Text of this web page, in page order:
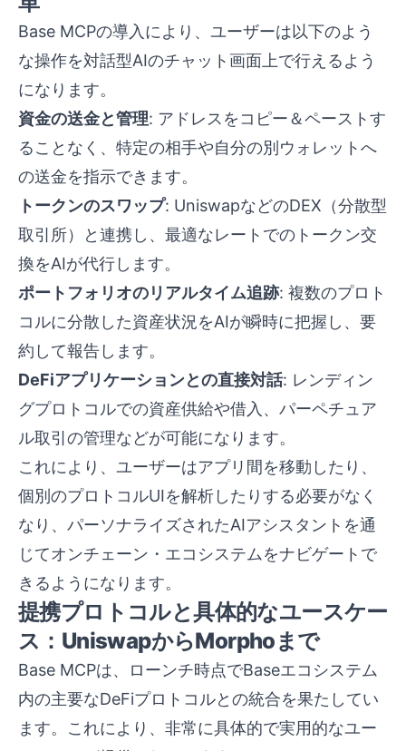
Base MCPの導入により、ユーザーは以下のよう
な操作を対話型AIのチャット画面上で行えるよう
になります。
資金の送金と管理: アドレスをコピー＆ペーストす
ることなく、特定の相手や自分の別ウォレットへ
の送金を指示できます。
トークンのスワップ: UniswapなどのDEX（分散型
取引所）と連携し、最適なレートでのトークン交
換をAIが代行します。
ポートフォリオのリアルタイム追跡: 複数のプロト
コルに分散した資産状況をAIが瞬時に把握し、要
約して報告します。
DeFiアプリケーションとの直接対話: レンディン
グプロトコルでの資産供給や借入、パーペチュア
ル取引の管理などが可能になります。
これにより、ユーザーはアプリ間を移動したり、
個別のプロトコルUIを解析したりする必要がなく
なり、パーソナライズされたAIアシスタントを通
じてオンチェーン・エコシステムをナビゲートで
きるようになります。
提携プロトコルと具体的なユースケー
ス：UniswapからMorphoまで
Base MCPは、ローンチ時点でBaseエコシステム
内の主要なDeFiプロトコルとの統合を果たしてい
ます。これにより、非常に具体的で実用的なユー